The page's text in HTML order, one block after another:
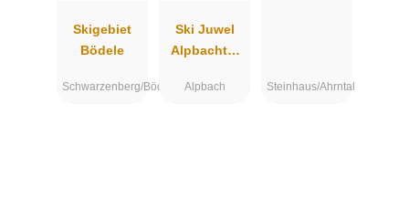
Skigebiet
Bödele
Schwarzenberg/Bödele
Ski Juwel
Alpbachtal
u
Alpbach Steinhaus/Ahrntal